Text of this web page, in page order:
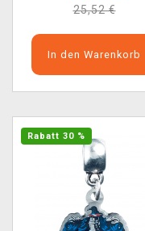
25,52 €
In den Warenkorb
Rabatt 30 %